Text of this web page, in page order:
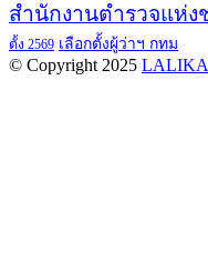
สำนักงานตำรวจแห่ง
ตั้ง 2569 เลือกตั้งผู้ว่าฯ กทม
© Copyright 2025